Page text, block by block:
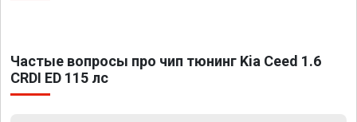
Частые вопросы про чип тюнинг Kia Ceed 1.6
CRDI ED 115 лс